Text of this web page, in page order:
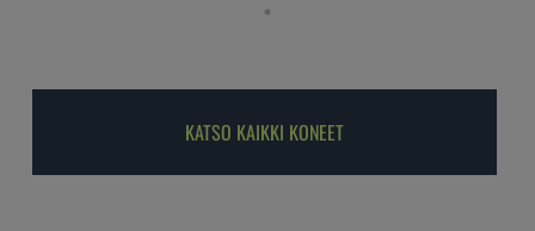
KATSO KAIKKI KONEET